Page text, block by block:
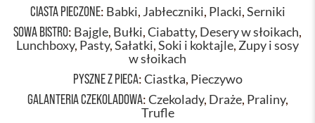
CIASTA PIECZONE: Babki, Jabłeczniki, Placki,Serniki
SOWA BISTRO: Bajgle, Bułki,Ciabatty, Desery w słoikach,
Lunchboxy, Pasty,Sałatki,Soki i koktajle, Zupy i sosy
w słoikach
PYSZNE Z PIECA:Ciastka, Pieczywo
GALANTERIA CZEKOLADOWA:Czekolady, Draże, Praliny,
Trufle